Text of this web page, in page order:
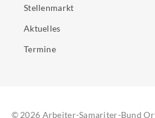
Stellenmarkt
Aktuelles
Termine
© 2026 Arbeiter-Samariter-Bund